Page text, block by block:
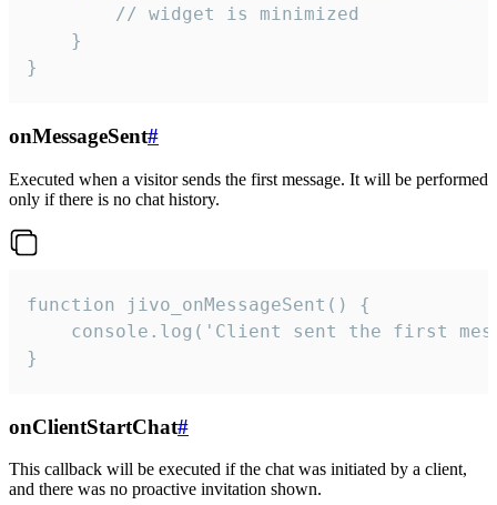
        // widget is minimized
    }
}
onMessageSent#
Executed when a visitor sends the first message. It will be performed
only if there is no chat history.
function jivo_onMessageSent() {
console.log('Client sent the first
}
onClientStartChat#
This callback will be executed if the chat was initiated by a client,
and there was no proactive invitation shown.